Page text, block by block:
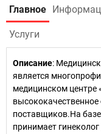
Главное
Услуги
Описание:
является
медицинском центре
поставщиков.На
принимает